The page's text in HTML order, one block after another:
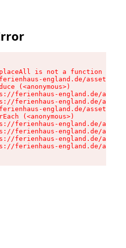
is not a function
england.de/assets/
(<anonymous>)
ferienhaus-england.de/
ferienhaus-england.de/
england.de/assets/
(<anonymous>)
ferienhaus-england.de/
ferienhaus-england.de/
ferienhaus-england.de/
ferienhaus-england.de/